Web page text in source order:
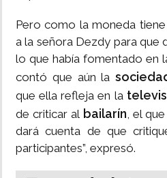
Pero como la moneda
a la señora Dezdy para que
lo que había fomentado en
contó que aún la
que ella refleja en la
de criticar al bailarín, el
dará cuenta de que
participantes”, expresó.